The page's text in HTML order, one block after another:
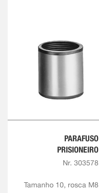
PARAFUSO
PRISIONEIRO
Nr. 303578
Tamanho 10, rosca M8